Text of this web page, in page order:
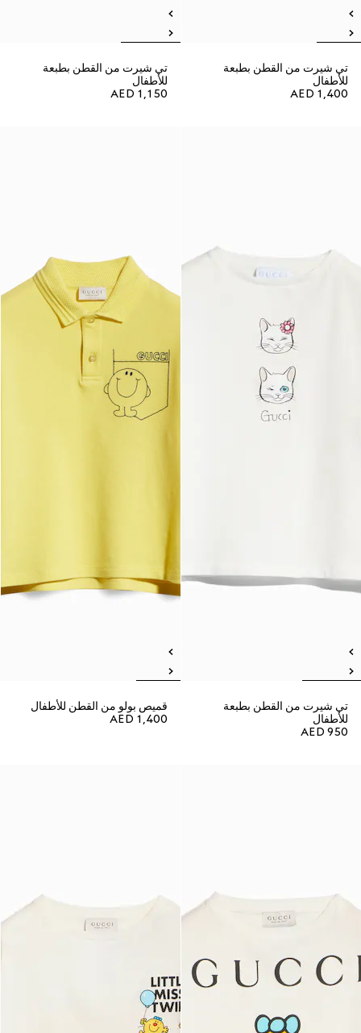
تي شيرت من القطن بطبعة
للأطفال
AED 1,400
تي شيرت من القطن بطبعة
للأطفال
AED 1,150
تي شيرت من القطن بطبعة
للأطفال
AED 950
قميص بولو من القطن للأطفال
AED 1,400